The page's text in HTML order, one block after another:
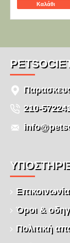
Καλάθι
210-
Επικοινωνία
Όροι &
Πολιτική